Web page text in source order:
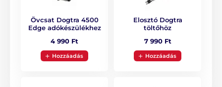
Övcsat Dogtra 4500
Edge adókészülékhez
4 990 Ft
Hozzáadás
Elosztó Dogtra
töltőhöz
7 990 Ft
Hozzáadás